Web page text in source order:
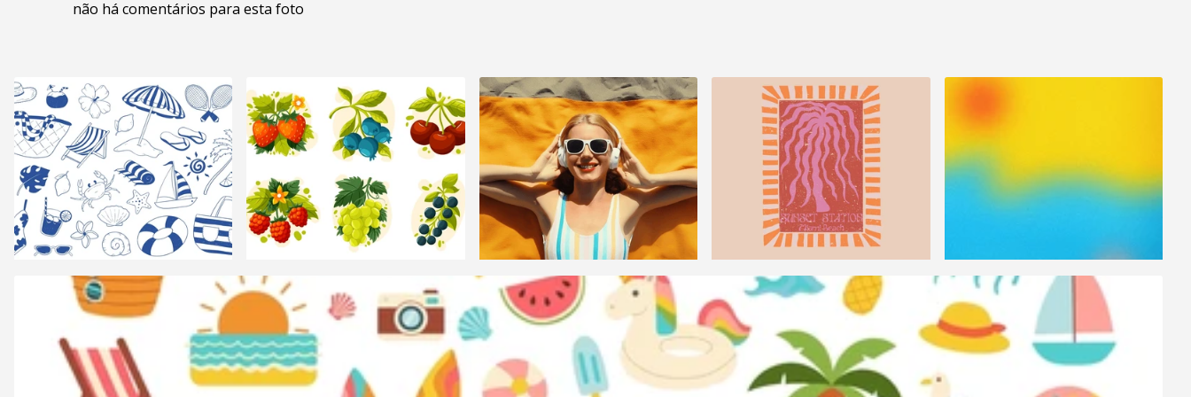
não há comentários para esta foto